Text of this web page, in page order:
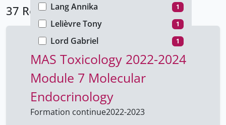
Lang Annika 1
Lelièvre Tony 1
Lord Gabriel 1
Pavliotis Greg 1
Sadeghipour Farshid
Sehmi Guigoz Amita
Zygalakis Kostas
37 Résultats
MAS Toxicology 2022-2024
Module 7 Molecular
Endocrinology
Formation continue2022-2023